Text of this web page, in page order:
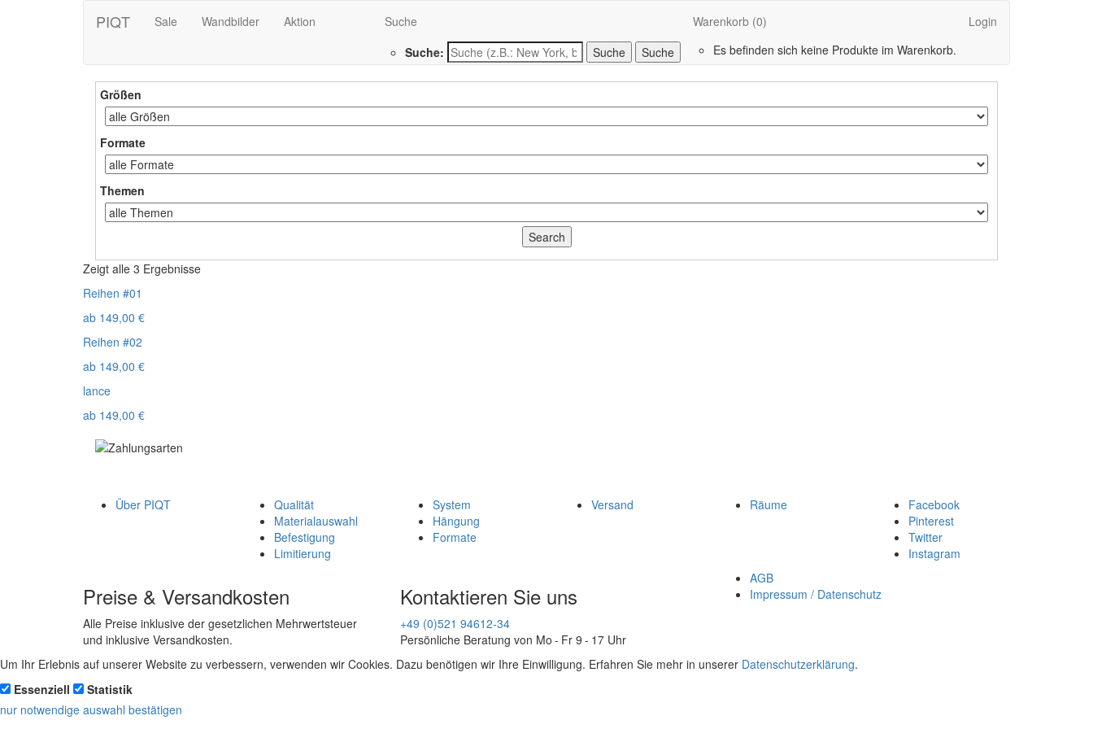
PIQT Sale Wandbilder Aktion
Suche
Suche:
Suche
Warenkorb (0)
Es befinden sich keine Produkte im Warenkorb.
Login
Größen
Formate
Themen
Zeigt alle 3 Ergebnisse
Reihen #01
ab 149,00 €
Reihen #02
ab 149,00 €
lance
ab 149,00 €
Über PIQT
Qualität
Materialauswahl
Befestigung
Limitierung
System
Hängung
Formate
Versand Räume
Facebook
Pinterest
Twitter
Instagram
Preise & Versandkosten
Alle Preise inklusive der gesetzlichen Mehrwertsteuer
und inklusive Versandkosten.
Kontaktieren Sie uns
+49 (0)521 94612-34
Persönliche Beratung von Mo - Fr 9 - 17 Uhr
AGB
Impressum / Datenschutz
Um Ihr Erlebnis auf unserer Website zu verbessern, verwenden wir Cookies. Dazu benötigen wir Ihre Einwilligung. Erfahren Sie mehr in unserer Datenschutzerklärung.
Essenziell
Statistik
nur notwendige auswahl bestätigen